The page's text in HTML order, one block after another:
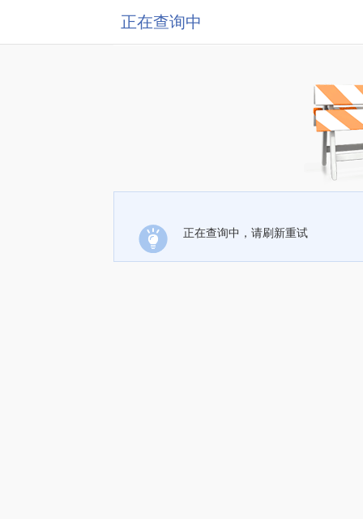
正在查询中
正在查询中，请刷新重试